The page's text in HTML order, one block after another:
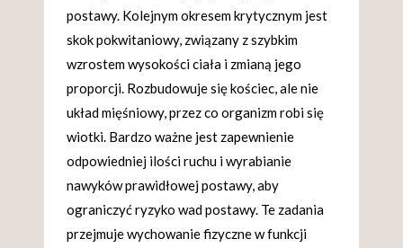
postawy. Kolejnym okresem krytycznym jest
skok pokwitaniowy, związany z szybkim
wzrostem wysokości ciała i zmianą jego
proporcji. Rozbudowuje się kościec, ale nie
układ mięśniowy, przez co organizm robi się
wiotki. Bardzo ważne jest zapewnienie
odpowiedniej ilości ruchu i wyrabianie
nawyków prawidłowej postawy, aby
ograniczyć ryzyko wad postawy. Te zadania
przejmuje wychowanie fizyczne w funkcji